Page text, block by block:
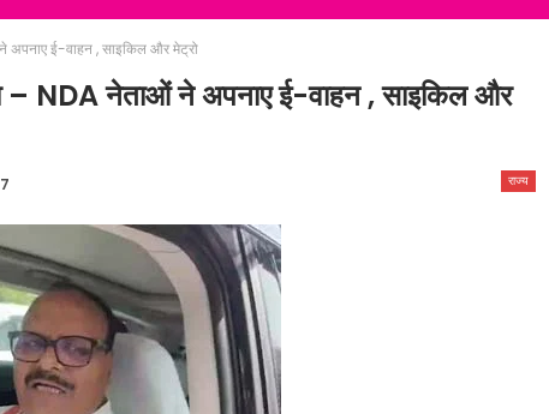
अपनाए ई-वाहन , साइकिल और मेट्रो
– NDA नेताओं ने अपनाए ई-वाहन , साइकिल और
राज्य
7